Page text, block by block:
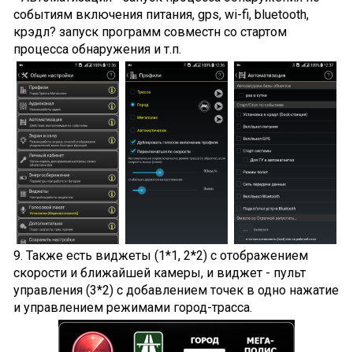
событиям включения питания, gps, wi-fi, bluetooth,
крэдл? запуск программ совместн со стартом
процесса обнаружения и т.п.
9. Также есть виджеты (1*1, 2*2) с отображением
скорости и ближайшей камеры, и виджет - пульт
управления (3*2) с добавлением точек в одно нажатие
и управлением режимами город-трасса.